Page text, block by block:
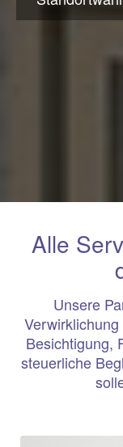
Alle
Unsere
Besichtigung,
steuerliche